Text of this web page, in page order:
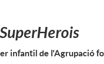
SuperHerois
infantil de l'Agrupació